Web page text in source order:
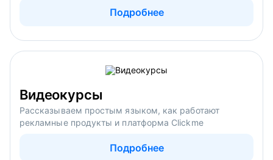
Подробнее
Видеокурсы
Рассказываем простым языком, как работают
рекламные продукты и платформа Clickme
Подробнее